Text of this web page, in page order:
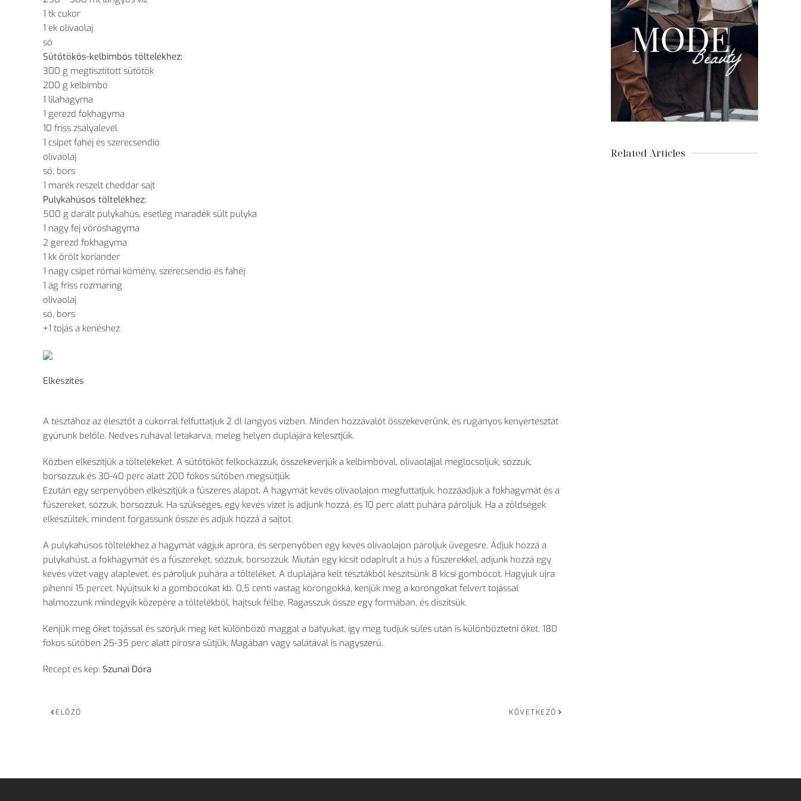
1 tk cukor
1 ek olívaolaj
só
Sütőtökös-kelbimbós töltelékhez:
300 g megtisztított sütőtök
200 g kelbimbó
1 lilahagyma
1 gerezd fokhagyma
10 friss zsályalevél
1 csipet fahéj és szerecsendió
olívaolaj
só, bors
1 marék reszelt cheddar sajt
Pulykahúsos töltelékhez:
500 g darált pulykahús, esetleg maradék sült pulyka
1 nagy fej vöröshagyma
2 gerezd fokhagyma
1 kk őrölt koriander
1 nagy csipet római kömény, szerecsendió és fahéj
1 ág friss rozmaring
olivaolaj
só, bors
+1 tojás a kenéshez
Elkészítés
A tésztához az élesztőt a cukorral felfuttatjuk 2 dl langyos vízben. Minden hozzávalót összekeverünk, és ruganyos kenyértésztát
gyúrunk belőle. Nedves ruhával letakarva, meleg helyen duplájára kelesztjük.
Közben elkészítjük a töltelékeket. A sütőtököt felkockázzuk, összekeverjük a kelbimbóval, olívaolajjal meglocsoljuk, sózzuk,
borsozzuk és 30-40 perc alatt 200 fokos sütőben megsütjük.
Ezután egy serpenyőben elkészítjük a fűszeres alapot. A hagymát kevés olívaolajon megfuttatjuk, hozzáadjuk a fokhagymát és a
fűszereket, sózzuk, borsozzuk. Ha szükséges, egy kevés vizet is adjunk hozzá, és 10 perc alatt puhára pároljuk. Ha a zöldségek
elkészültek, mindent forgassunk össze és adjuk hozzá a sajtot.
A pulykahúsos töltelékhez a hagymát vágjuk apróra, és serpenyőben egy kevés olívaolajon pároljuk üvegesre. Adjuk hozzá a
pulykahúst, a fokhagymát és a fűszereket, sózzuk, borsozzuk. Miután egy kicsit odapirult a hús a fűszerekkel, adjunk hozzá egy
kevés vizet vagy alaplevet, és pároljuk puhára a tölteléket. A duplájára kelt tésztákból készítsünk 8 kicsi gombócot. Hagyjuk újra
pihenni 15 percet. Nyújtsuk ki a gombócokat kb. 0,5 centi vastag korongokká, kenjük meg a korongokat felvert tojással
halmozzunk mindegyik közepére a töltelékből, hajtsuk félbe. Ragasszuk össze egy formában, és díszítsük.
Kenjük meg őket tojással és szórjuk meg két különböző maggal a batyukat, így meg tudjuk sülés után is különböztetni őket. 180
fokos sütőben 25-35 perc alatt pirosra sütjük. Magában vagy salátával is nagyszerű.
Recept és kép: Szunai Dóra
ELŐZŐ KÖVETKEZŐ
Related Articles